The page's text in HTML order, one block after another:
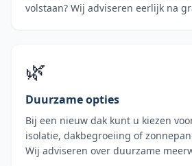
volstaan? Wij adviseren eerlijk na
🌿
Duurzame opties
Bij een nieuw dak kunt u kiezen
isolatie, dakbegroeiing of
Wij adviseren over duurzame